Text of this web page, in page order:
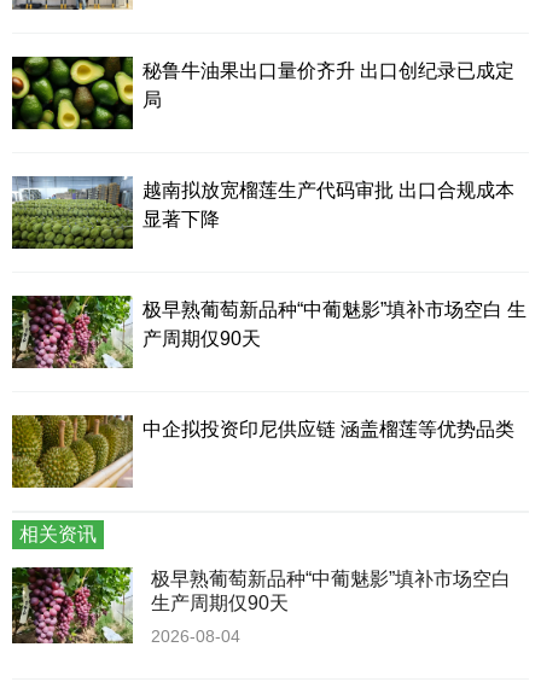
秘鲁牛油果出口量价齐升 出口创纪录已成定
局
越南拟放宽榴莲生产代码审批 出口合规成本
显著下降
极早熟葡萄新品种“中葡魅影”填补市场空白 生
产周期仅90天
中企拟投资印尼供应链 涵盖榴莲等优势品类
相关资讯
极早熟葡萄新品种“中葡魅影”填补市场空白
生产周期仅90天
2026-08-04